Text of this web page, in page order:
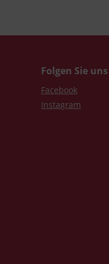
Folgen Sie uns
Facebook
Instagram